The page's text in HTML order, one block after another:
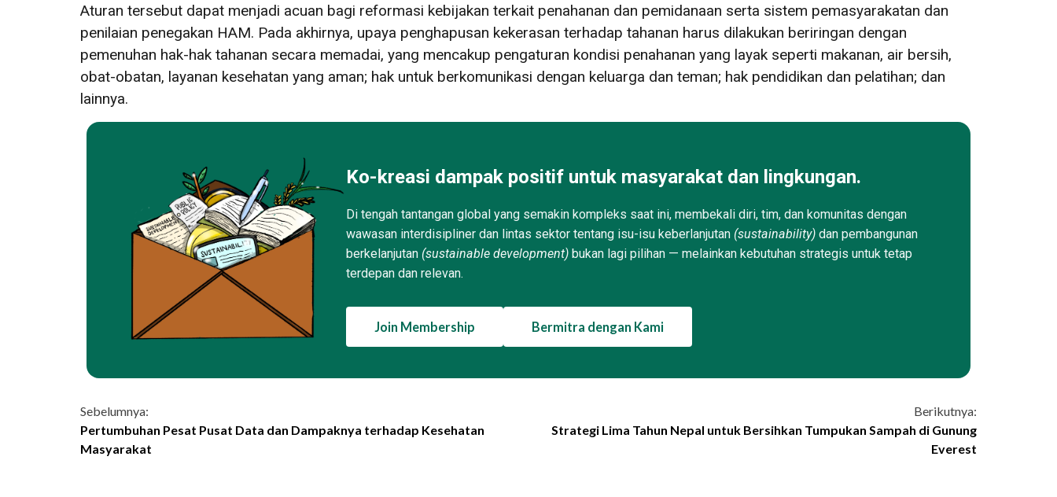
Aturan tersebut dapat menjadi acuan bagi reformasi kebijakan terkait penahanan dan pemidanaan serta sistem pemasyarakatan dan
penilaian penegakan HAM. Pada akhirnya, upaya penghapusan kekerasan terhadap tahanan harus dilakukan beriringan dengan
pemenuhan hak-hak tahanan secara memadai, yang mencakup pengaturan kondisi penahanan yang layak seperti makanan, air bersih,
obat-obatan, layanan kesehatan yang aman; hak untuk berkomunikasi dengan keluarga dan teman; hak pendidikan dan pelatihan; dan
lainnya.
Ko-kreasi dampak positif untuk masyarakat dan lingkungan.
Di tengah tantangan global yang semakin kompleks saat ini, membekali diri, tim, dan komunitas dengan
wawasan interdisipliner dan lintas sektor tentang isu-isu keberlanjutan (sustainability) dan pembangunan
berkelanjutan (sustainable development) bukan lagi pilihan — melainkan kebutuhan strategis untuk tetap
terdepan dan relevan.
Join Membership Bermitra dengan Kami
Continue
Reading
Sebelumnya:
Pertumbuhan Pesat Pusat Data dan Dampaknya terhadap Kesehatan
Masyarakat
Berikutnya:
Strategi Lima Tahun Nepal untuk Bersihkan Tumpukan Sampah di Gunung
Everest